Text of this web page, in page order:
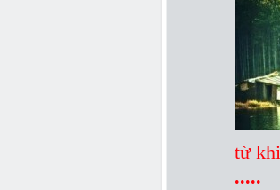
từ
.....